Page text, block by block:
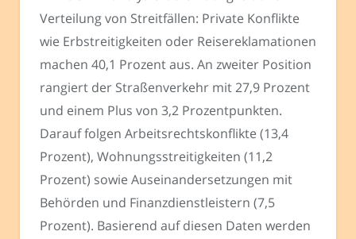
Verteilung von Streitfällen: Private Konflikte
wie Erbstreitigkeiten oder Reisereklamationen
machen 40,1 Prozent aus. An zweiter Position
rangiert der Straßenverkehr mit 27,9 Prozent
und einem Plus von 3,2 Prozentpunkten.
Darauf folgen Arbeitsrechtskonflikte (13,4
Prozent), Wohnungsstreitigkeiten (11,2
Prozent) sowie Auseinandersetzungen mit
Behörden und Finanzdienstleistern (7,5
Prozent). Basierend auf diesen Daten werden